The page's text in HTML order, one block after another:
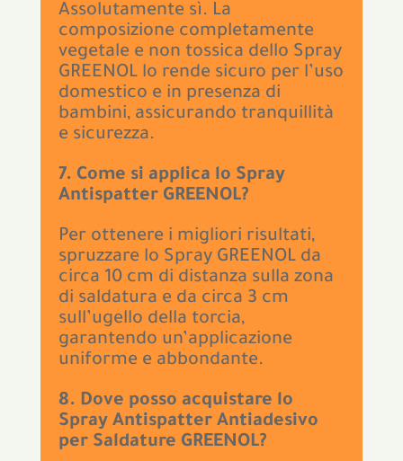
Assolutamente sì. La
composizione completamente
vegetale e non tossica dello Spray
GREENOL lo rende sicuro per l’uso
domestico e in presenza di
bambini, assicurando tranquillità
e sicurezza.
7. Come si applica lo Spray
Antispatter GREENOL?
Per ottenere i migliori risultati,
spruzzare lo Spray GREENOL da
circa 10 cm di distanza sulla zona
di saldatura e da circa 3 cm
sull’ugello della torcia,
garantendo un’applicazione
uniforme e abbondante.
8. Dove posso acquistare lo
Spray Antispatter Antiadesivo
per Saldature GREENOL?